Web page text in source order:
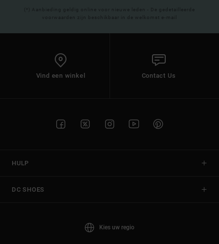
(*) Aanbieding geldig online voor nieuwe leden - De gedetailleerde
voorwaarden zijn beschikbaar in de welkomst e-mail
Vind een winkel Contact Us
HULP
DC SHOES
Kies uw regio